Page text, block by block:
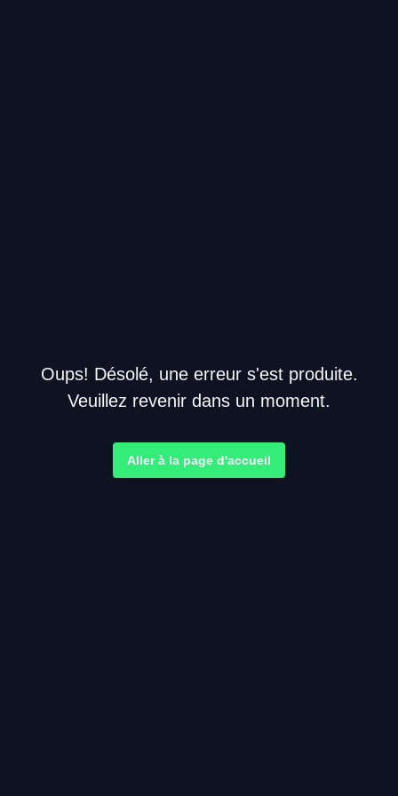
Oups! Désolé, une erreur s'est produite.
Veuillez revenir dans un moment.
Aller à la page d'accueil